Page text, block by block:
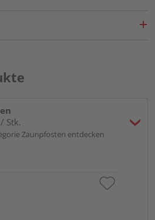
Stk.
Zaunpfosten entdecken